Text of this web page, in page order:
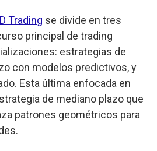
Trading se divide en tres
principal de trading
estrategias de
con modelos predictivos, y
Esta última enfocada en
de mediano plazo que
patrones geométricos para